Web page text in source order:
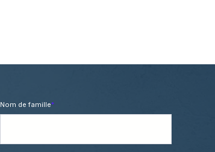
Nom de famille*